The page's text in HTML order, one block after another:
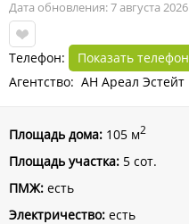
Дата обновления: 7 августа 2026
Телефон:
Показать телефон
Агентство: АН Ареал Эстейт
Площадь дома: 105 м2
Площадь участка: 5 сот.
ПМЖ: есть
Электричество: есть